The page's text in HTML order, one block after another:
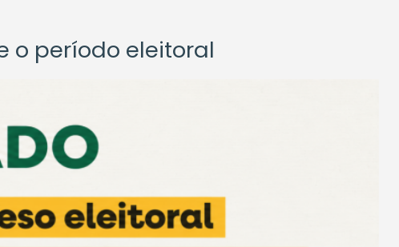
o período eleitoral